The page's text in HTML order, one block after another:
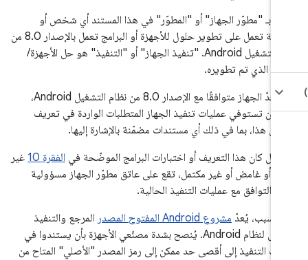
بـ "مطوّر الجهاز" أو "المطوّر" في هذا المستند أي شخص أو
مؤسسة تعمل على تطوير حلول للأجهزة أو البرامج تعمل بالإصدار 8.0 من
نظام التشغيل Android. "تنفيذ الجهاز" أو "التنفيذ" هو حل الأجهزة/
الذي تم تطويره.
لكي يُعدّ الجهاز متوافقًا مع الإصدار 8.0 من نظام التشغيل Android،
أن تستوفي عمليات تنفيذ الجهاز المتطلبات الواردة في تعريف
هذا، بما في ذلك أي مستندات مضمّنة بالإشارة إليها.
كان هذا التعريف أو اختبارات البرامج الموضّحة فيالفقرة 10
غير
أو غامض أو غير مكتمل، تقع على عاتق مطوّر الجهاز مسؤولية
التوافق مع عمليات التنفيذ الحالية.
السبب، يُعدّمشروع Android المفتوح المصدر
المرجع والتنفيذ
المفضّل لنظام Android. يُنصح بشدة مصنّعي الأجهزة بأن يستندوا في
التنفيذ إلى أقصى حد ممكن إلى رمز المصدر "الأصلي" المتاح من